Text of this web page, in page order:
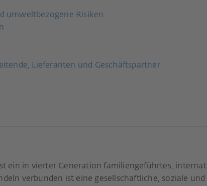
umweltbezogene Risiken
Lieferanten und Geschäftspartner
ist ein in vierter Generation familiengeführtes,
verbunden ist eine gesellschaftliche, soziale